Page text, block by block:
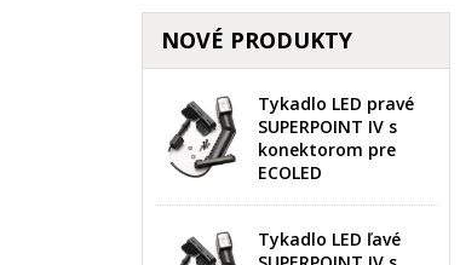
NOVÉ PRODUKTY
Tykadlo LED pravé
SUPERPOINT IV s
konektorom pre
ECOLED
Tykadlo LED ľavé